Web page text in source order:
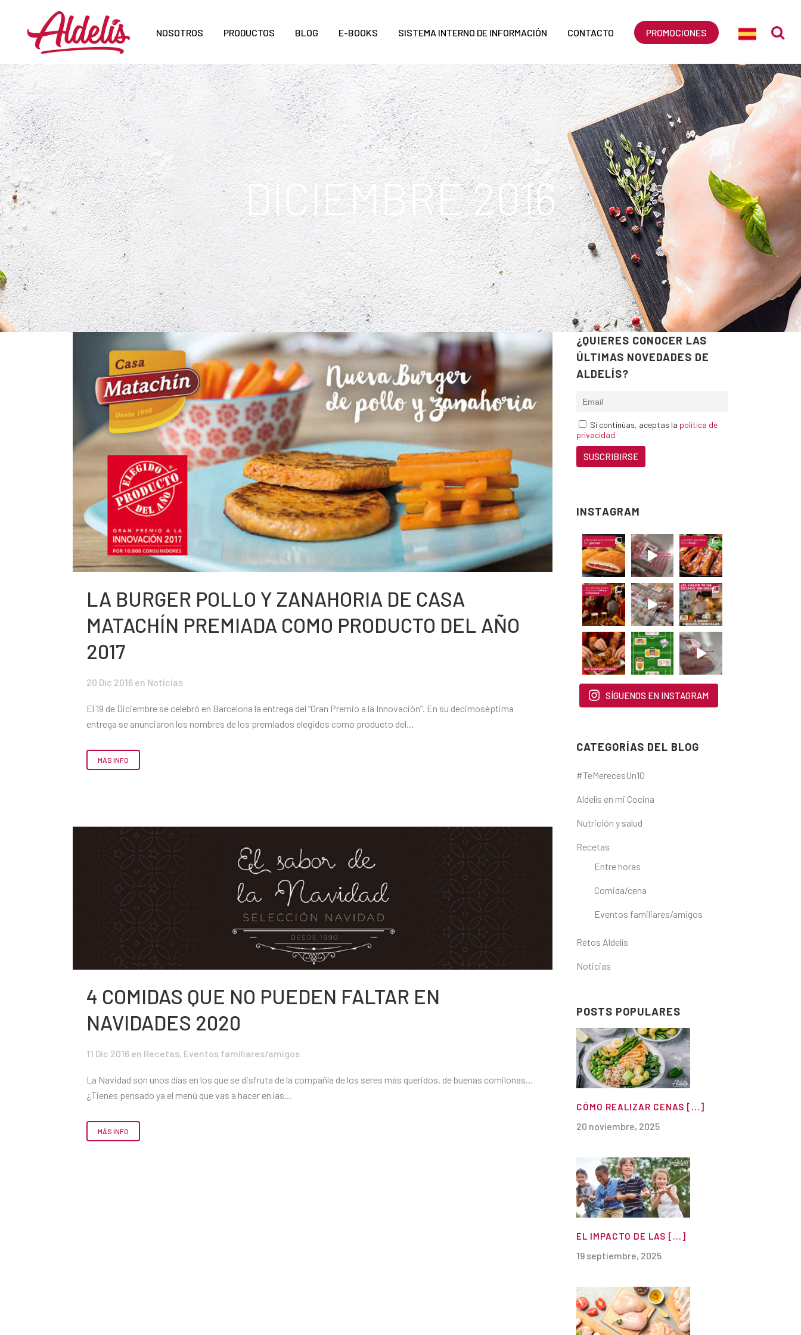
NOSOTROS PRODUCTOS BLOG E-BOOKS SISTEMA INTERNO DE INFORMACIÓN CONTACTO PROMOCIONES
DICIEMBRE 2016
LA BURGER POLLO Y ZANAHORIA DE CASA
MATACHÍN PREMIADA COMO PRODUCTO DEL AÑO
2017
20 Dic 2016 en Noticias
El 19 de Diciembre se celebró en Barcelona la entrega del “Gran Premio a la Innovación”. En su decimoséptima
entrega se anunciaron los nombres de los premiados elegidos como producto del...
MÁS INFO
4 COMIDAS QUE NO PUEDEN FALTAR EN
NAVIDADES 2020
11 Dic 2016 en Recetas, Eventos familiares/amigos
La Navidad son unos días en los que se disfruta de la compañía de los seres más queridos, de buenas comilonas…
¿Tienes pensado ya el menú que vas a hacer en las...
MÁS INFO
¿QUIERES CONOCER LAS
ÚLTIMAS NOVEDADES DE
ALDELÍS?
Si continúas, aceptas la política de
privacidad.
INSTAGRAM
SÍGUENOS EN INSTAGRAM
CATEGORÍAS DEL BLOG
#TeMerecesUn10
Aldelís en mi Cocina
Nutrición y salud
Recetas
Entre horas
Comida/cena
Eventos familiares/amigos
Retos Aldelís
Noticias
POSTS POPULARES
CÓMO REALIZAR CENAS [...]
20 noviembre, 2025
EL IMPACTO DE LAS [...]
19 septiembre, 2025